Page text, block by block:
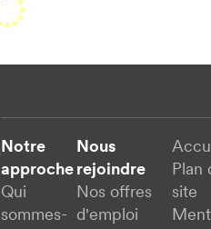
Notre
approche
Qui
sommes-
Nous
rejoindre
Nos offres
d'emploi
Plan
site